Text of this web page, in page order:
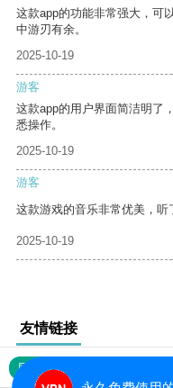
这款app的功能非常强大，可
中游刃有余。
2025-10-19
游客
这款app的用户界面简洁明了
悉操作。
2025-10-19
游客
这款游戏的音乐非常优美，听
2025-10-19
友情链接
网站地图